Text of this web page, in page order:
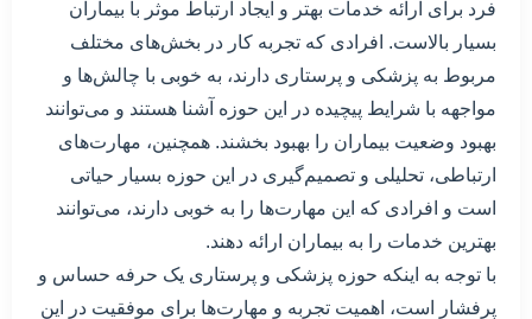
فرد برای ارائه خدمات بهتر و ایجاد ارتباط موثر با بیماران
بسیار بالاست. افرادی که تجربه کار در بخش‌های مختلف
مربوط به پزشکی و پرستاری دارند، به خوبی با چالش‌ها و
مواجهه با شرایط پیچیده در این حوزه آشنا هستند و می‌توانند
بهبود وضعیت بیماران را بهبود بخشند. همچنین، مهارت‌های
ارتباطی، تحلیلی و تصمیم‌گیری در این حوزه بسیار حیاتی
است و افرادی که این مهارت‌ها را به خوبی دارند، می‌توانند
بهترین خدمات را به بیماران ارائه دهند.
با توجه به اینکه حوزه پزشکی و پرستاری یک حرفه حساس و
پرفشار است، اهمیت تجربه و مهارت‌ها برای موفقیت در این